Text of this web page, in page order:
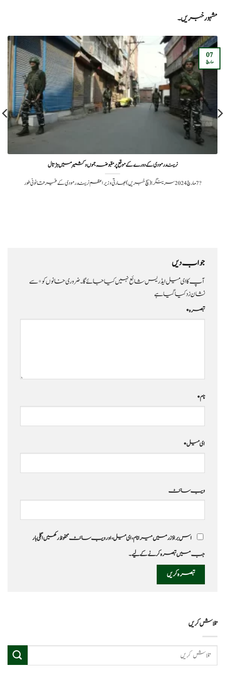
مشہور خبریں۔
نریندر مودی کے دورے کے موقع پر مقبوضہ جموں وکشمیر میں ہڑتال
?️ 7 مارچ 2024سرینگر: (سچ خبریں) بھارتی وزیر اعظم نریندر مودی کے غیر قانونی طور
07
مارچ
جواب دیں
آپ کا ای میل ایڈریس شائع نہیں کیا جائے گا۔ضروری خانوں کو*سے
نشان زد کیا گیا ہے
تبصرہ*
نام*
ای میل*
ویب‌ سائٹ
اس براؤزر میں میرا نام، ای میل، اور ویب سائٹ محفوظ رکھیں اگلی بار
جب میں تبصرہ کرنے کےلیے۔
تلاش کریں